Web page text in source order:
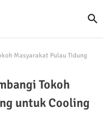
Masyarakat Pulau Tidung
Tokoh
untuk Cooling